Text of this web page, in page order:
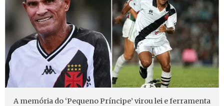
A memória do ‘Pequeno Príncipe’ virou lei e ferramenta